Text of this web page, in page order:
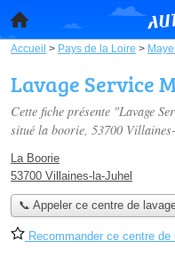
Accueil > Pays de la Loire >
Lavage Service
Cette fiche présente "Lavage
situé la boorie, 53700
La Boorie
53700 Villaines-la-Juhel
📞 Appeler ce centre de
Recommander ce centre de